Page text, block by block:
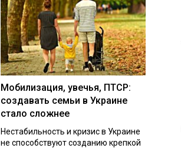
Мобилизация, увечья, ПТСР:
создавать семьи в Украине
стало сложнее
Нестабильность и кризис в Украине
не способствуют созданию крепкой